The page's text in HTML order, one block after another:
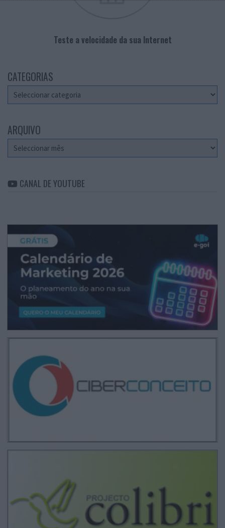
Teste a velocidade da sua Internet
CATEGORIAS
Categorias
ARQUIVO
Arquivo
CANAL DE YOUTUBE